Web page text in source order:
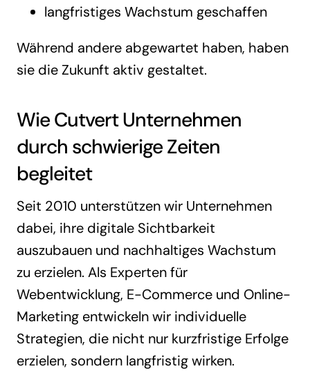
langfristiges Wachstum geschaffen
Während andere abgewartet haben, haben
sie die Zukunft aktiv gestaltet.
Wie Cutvert Unternehmen
durch schwierige Zeiten
begleitet
Seit 2010 unterstützen wir Unternehmen
dabei, ihre digitale Sichtbarkeit
auszubauen und nachhaltiges Wachstum
zu erzielen. Als Experten für
Webentwicklung, E-Commerce und Online-
Marketing entwickeln wir individuelle
Strategien, die nicht nur kurzfristige Erfolge
erzielen, sondern langfristig wirken.